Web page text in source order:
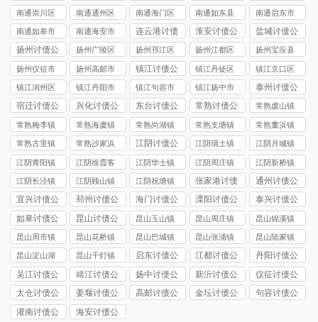
讨债公司
市讨债公司
讨债公司
讨债公司
司
南通崇川区
讨债公司
南通通州区
讨债公司
南通海门区
讨债公司
南通如东县
讨债公司
南通启东市
讨债公司
南通如皋市
讨债公司
南通海安市
讨债公司
连云港讨债
公司
淮安讨债公
司
盐城讨债公
司
扬州讨债公
司
扬州广陵区
讨债公司
扬州邗江区
讨债公司
扬州江都区
讨债公司
扬州宝应县
讨债公司
扬州仪征市
讨债公司
扬州高邮市
讨债公司
镇江讨债公
司
镇江丹徒区
讨债公司
镇江京口区
讨债公司
镇江润州区
讨债公司
镇江丹阳市
讨债公司
镇江句容市
讨债公司
镇江扬中市
讨债公司
泰州讨债公
司
宿迁讨债公
司
兴化讨债公
司
东台讨债公
司
常熟讨债公
司
常熟虞山镇
讨债公司
常熟梅李镇
讨债公司
常熟海虞镇
讨债公司
常熟尚湖镇
讨债公司
常熟支塘镇
讨债公司
常熟董浜镇
讨债公司
常熟古里镇
讨债公司
常熟沙家浜
镇讨债公司
江阴讨债公
司
江阴璜土镇
讨债公司
江阴月城镇
讨债公司
江阴青阳镇
讨债公司
江阴徐霞客
镇讨债公司
江阴华士镇
讨债公司
江阴周庄镇
讨债公司
江阴新桥镇
讨债公司
江阴长泾镇
讨债公司
江阴顾山镇
讨债公司
江阴祝塘镇
讨债公司
张家港讨债
公司
通州讨债公
司
宜兴讨债公
司
邳州讨债公
司
海门讨债公
司
溧阳讨债公
司
泰兴讨债公
司
如皋讨债公
司
昆山讨债公
司
昆山玉山镇
讨债公司
昆山周庄镇
讨债公司
昆山锦溪镇
讨债公司
昆山周市镇
讨债公司
昆山花桥镇
讨债公司
昆山巴城镇
讨债公司
昆山张浦镇
讨债公司
昆山陆家镇
讨债公司
昆山淀山湖
镇讨债公司
昆山千灯镇
讨债公司
启东讨债公
司
江都讨债公
司
丹阳讨债公
司
吴江讨债公
司
靖江讨债公
司
扬中讨债公
司
新沂讨债公
司
仪征讨债公
司
太仓讨债公
司
姜堰讨债公
司
高邮讨债公
金坛讨债公
句容讨债公
灌南讨债公
海安讨债公